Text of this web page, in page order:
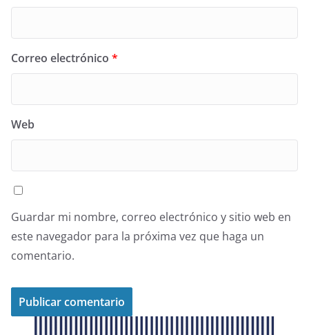
Correo electrónico *
Web
Guardar mi nombre, correo electrónico y sitio web en
este navegador para la próxima vez que haga un
comentario.